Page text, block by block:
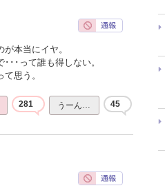
本当にイヤ。
･･って誰も得しない。
思う。
281 うーん… 45